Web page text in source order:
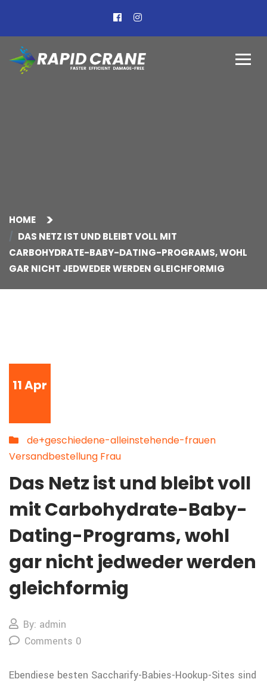
HOME
DAS NETZ IST UND BLEIBT VOLL MIT
CARBOHYDRATE-BABY-DATING-PROGRAMS, WOHL
GAR NICHT JEDWEDER WERDEN GLEICHFORMIG
11Apr
de+geschiedene-alleinstehende-frauen
Versandbestellung Frau
Das Netz ist und bleibt voll
mit Carbohydrate-Baby-
Dating-Programs, wohl
gar nicht jedweder werden
gleichformig
By: admin
Comments 0
Ebendiese besten Saccharify-Babies-Hookup-Sites sind